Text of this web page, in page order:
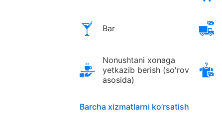
Bar
Nonushtani xonaga
yetkazib berish (so'rov
asosida)
Barcha xizmatlarni ko’rsatish